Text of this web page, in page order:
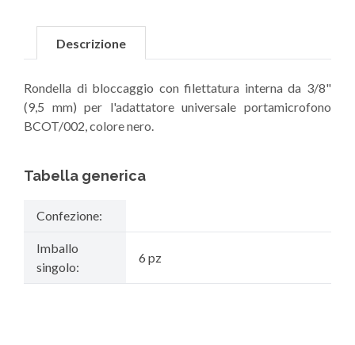
Descrizione
Rondella di bloccaggio con filettatura interna da 3/8"
(9,5 mm) per l'adattatore universale portamicrofono
BCOT/002, colore nero.
Tabella generica
Confezione:
Imballo
singolo:
6 pz